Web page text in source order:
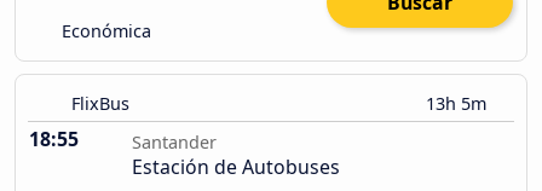
Económica
FlixBus 13h 5m
18:55 Santander
Estación de Autobuses